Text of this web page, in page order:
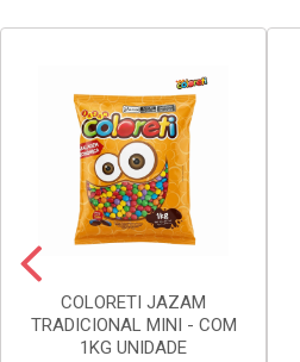
COLORETI JAZAM
TRADICIONAL MINI - COM
1KG UNIDADE